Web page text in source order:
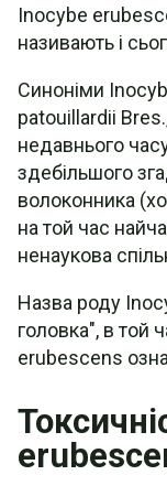
Inocybe
називають і
Синоніми
patouillardii
недавнього
здебільшого
волоконника
на той час
ненаукова
Назва роду
головка", в той
erubescens